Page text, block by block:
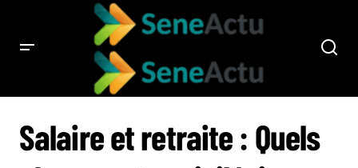
Salaire et retraite : Quels